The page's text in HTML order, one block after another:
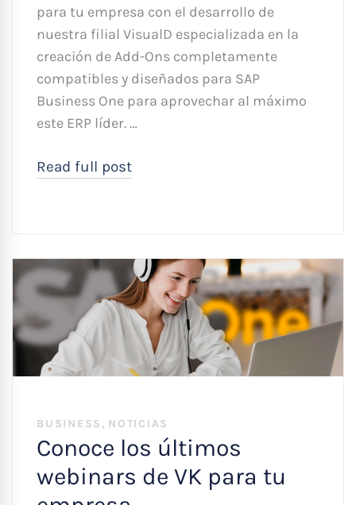
para tu empresa con el desarrollo de
nuestra filial VisualD especializada en la
creación de Add-Ons completamente
compatibles y diseñados para SAP
Business One para aprovechar al máximo
este ERP líder. …
Read full post
BUSINESS , NOTICIAS
Conoce los últimos
webinars de VK para tu